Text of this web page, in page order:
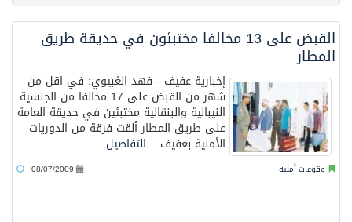
القبض على 13 مخالفا مختبئون في حديقة طريق
المطار
إخبارية عفيف - فهد الغبيوي: في اقل من
شهر من القبض على 17 مخالفا من الجنسية
النيبالية والبنقالية مختبئين في حديقة العامة
على طريق المطار ألقت فرقة من الدوريات
الأمنية بعفيف .. التفاصيل
وقوعات أمنية 08/07/2009